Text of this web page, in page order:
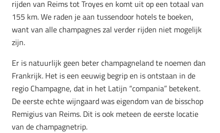
rijden van Reims tot Troyes en komt uit op een totaal van
155 km. We raden je aan tussendoor hotels te boeken,
want van alle champagnes zal verder rijden niet mogelijk
zijn.
Er is natuurlijk geen beter champagneland te noemen dan
Frankrijk. Het is een eeuwig begrip en is ontstaan in de
regio Champagne, dat in het Latijn “compania” betekent.
De eerste echte wijngaard was eigendom van de bisschop
Remigius van Reims. Dit is ook meteen de eerste locatie
van de champagnetrip.